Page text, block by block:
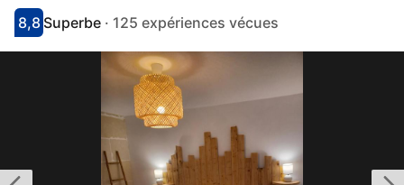
Avec une note de 8.8
8,8
superbeSuperbe · 125 expériences vécues